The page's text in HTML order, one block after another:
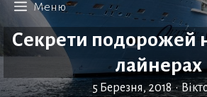
Меню
Секрети подорожей
лайнерах
5 Березня, 2018 •